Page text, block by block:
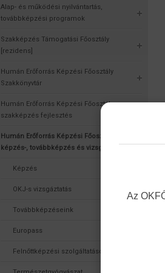
Alap- és működési nyilvántartás,
továbbképzési programok
Szakképzés Támogatási Főosztály
[rezidens]
Humán Erőforrás Képzési Főosztály
Szakkönyvtár
Humán Erőforrás Képzési Főosztály -
szakképzés fejlesztés
Humán Erőforrás Képzési Főosztály -
képzés-, továbbképzés és vizsgaszervezés
Képzés
OKJ-s vizsgáztatás
Továbbképzéseink
Europass
Felnőttképzési szolgáltatások
Az